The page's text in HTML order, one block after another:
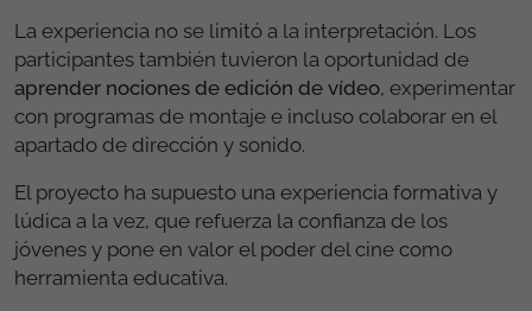
La experiencia no se limitó a la interpretación. Los
participantes también tuvieron la oportunidad de
aprender nociones de edición de vídeo, experimentar
con programas de montaje e incluso colaborar en el
apartado de dirección y sonido.
El proyecto ha supuesto una experiencia formativa y
lúdica a la vez, que refuerza la confianza de los
jóvenes y pone en valor el poder del cine como
herramienta educativa.